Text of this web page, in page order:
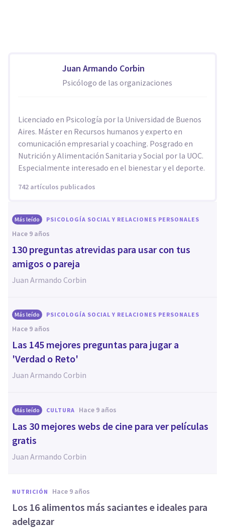
Juan Armando Corbin
Psicólogo de las organizaciones
Licenciado en Psicología por la Universidad de Buenos
Aires. Máster en Recursos humanos y experto en
comunicación empresarial y coaching. Posgrado en
Nutrición y Alimentación Sanitaria y Social por la UOC.
Especialmente interesado en el bienestar y el deporte.
742 artículos publicados
Más leído PSICOLOGÍA SOCIAL Y RELACIONES PERSONALES
hace 9 años
130 preguntas atrevidas para usar con tus
amigos o pareja
Juan Armando Corbin
Más leído PSICOLOGÍA SOCIAL Y RELACIONES PERSONALES
hace 9 años
Las 145 mejores preguntas para jugar a
'Verdad o Reto'
Juan Armando Corbin
Más leído CULTURA hace 9 años
Las 30 mejores webs de cine para ver películas
gratis
Juan Armando Corbin
NUTRICIÓN hace 9 años
​Los 16 alimentos más saciantes e ideales para
adelgazar